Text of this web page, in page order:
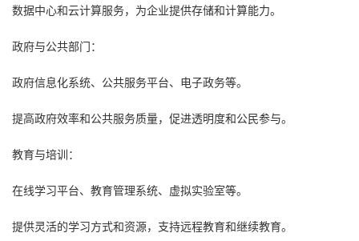
数据中心和云计算服务，为企业提供存储和计算能力。
政府与公共部门：
政府信息化系统、公共服务平台、电子政务等。
提高政府效率和公共服务质量，促进透明度和公民参与。
教育与培训：
在线学习平台、教育管理系统、虚拟实验室等。
提供灵活的学习方式和资源，支持远程教育和继续教育。